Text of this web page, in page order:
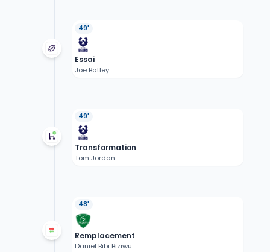
49'
Essai
Joe Batley
49'
Transformation
Tom Jordan
48'
Remplacement
Daniel Bibi Biziwu